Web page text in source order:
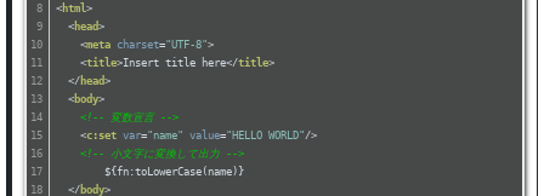
< html >
< head>
<meta charset="UTF-8">
<title>Insert title here</title>
</ head>
< body>
<!-- 変数宣言 -->
<c:set var="name" value="HELLO WORLD" />
<!-- 小文字に変換して出力 -->
	${fn:toLowerCase(name)}
</ body>